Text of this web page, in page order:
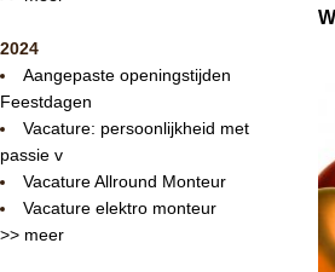
2024
Aangepaste openingstijden
Feestdagen
Vacature: persoonlijkheid met
passie v
Vacature Allround Monteur
Vacature elektro monteur
>> meer